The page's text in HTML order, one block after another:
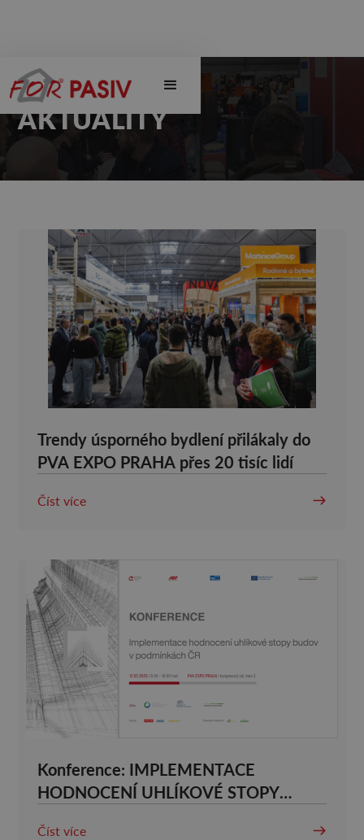
AKTUALITY
Trendy úsporného bydlení přilákaly do
PVA EXPO PRAHA přes 20 tisíc lidí
Číst více
Konference: IMPLEMENTACE
HODNOCENÍ UHLÍKOVÉ STOPY
Číst více